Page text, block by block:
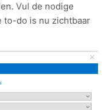
Vul de nodige
to-do is nu zichtbaar